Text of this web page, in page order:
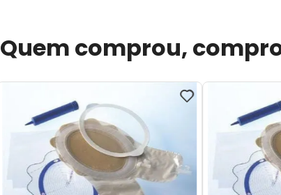
Quem comprou,